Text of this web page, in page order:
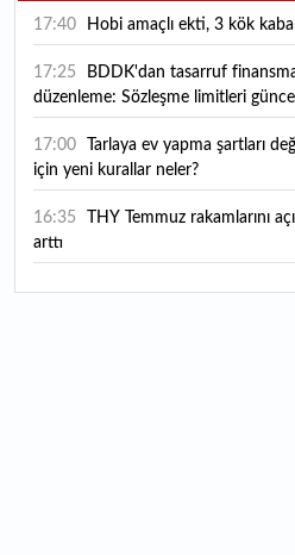
17:40 Hobi amaçlı ekti, 3 kök
17:25
düzenleme: Sözleşme limitleri
yürürlüğe girdi
17:00
için yeni kurallar neler?
16:35
arttı
16:27 Piyasaların beklediği veri geldi: ABD tarım dışı istihdam